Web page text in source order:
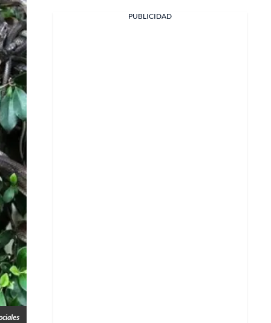
PUBLICIDAD